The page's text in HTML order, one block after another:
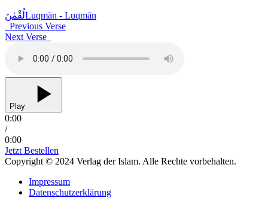
لُقْمٰنَLuqmān - Luqmān
Previous Verse
Next Verse
Play
0:00
/
0:00
Jetzt Bestellen
Copyright © 2024 Verlag der Islam. Alle Rechte vorbehalten.
Impressum
Datenschutzerklärung